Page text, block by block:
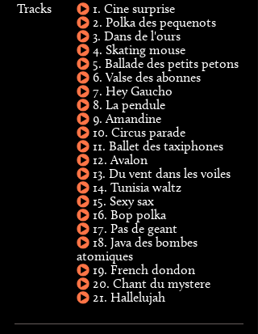
Tracks
1. Cine surprise
2. Polka des pequenots
3. Dans de l'ours
4. Skating mouse
5. Ballade des petits petons
6. Valse des abonnes
7. Hey Gaucho
8. La pendule
9. Amandine
10. Circus parade
11. Ballet des taxiphones
12. Avalon
13. Du vent dans les voiles
14. Tunisia waltz
15. Sexy sax
16. Bop polka
17. Pas de geant
18. Java des bombes
atomiques
19. French dondon
20. Chant du mystere
21. Hallelujah